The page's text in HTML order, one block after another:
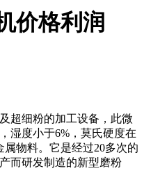
价格利润
超细粉的加工设备，此微
湿度小于6%，莫氏硬度在
物料。它是经过20多次的
而研发制造的新型磨粉